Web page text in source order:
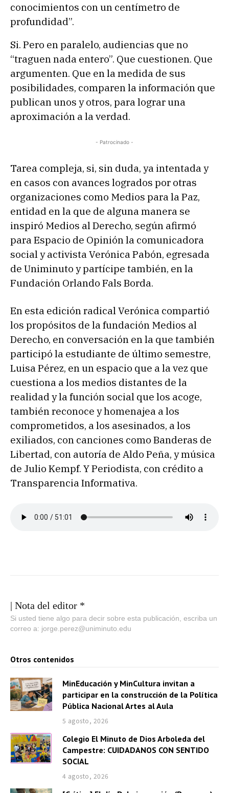
conocimientos con un centímetro de
profundidad”.
Si. Pero en paralelo, audiencias que no
“traguen nada entero”. Que cuestionen. Que
argumenten. Que en la medida de sus
posibilidades, comparen la información que
publican unos y otros, para lograr una
aproximación a la verdad.
- Patrocinado -
Tarea compleja, si, sin duda, ya intentada y
en casos con avances logrados por otras
organizaciones como Medios para la Paz,
entidad en la que de alguna manera se
inspiró Medios al Derecho, según afirmó
para Espacio de Opinión la comunicadora
social y activista Verónica Pabón, egresada
de Uniminuto y partícipe también, en la
Fundación Orlando Fals Borda.
En esta edición radical Verónica compartió
los propósitos de la fundación Medios al
Derecho, en conversación en la que también
participó la estudiante de último semestre,
Luisa Pérez, en un espacio que a la vez que
cuestiona a los medios distantes de la
realidad y la función social que los acoge,
también reconoce y homenajea a los
comprometidos, a los asesinados, a los
exiliados, con canciones como Banderas de
Libertad, con autoría de Aldo Peña, y música
de Julio Kempf. Y Periodista, con crédito a
Transparencia Informativa.
| Nota del editor *
Si usted tiene algo para decir sobre esta publicación, escriba un
correo a: jorge.perez@uniminuto.edu
Otros contenidos
MinEducación y MinCultura invitan a
participar en la construcción de la Política
Pública Nacional Artes al Aula
5 agosto, 2026
Colegio El Minuto de Dios Arboleda del
Campestre: CUIDADANOS CON SENTIDO
SOCIAL
4 agosto, 2026